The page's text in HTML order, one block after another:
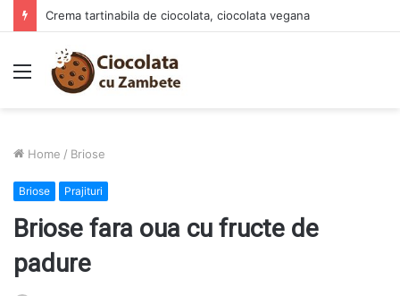
Crema tartinabila de ciocolata, ciocolata vegana
Menu
Home / Briose
Briose Prajituri
Briose fara oua cu fructe de
padure